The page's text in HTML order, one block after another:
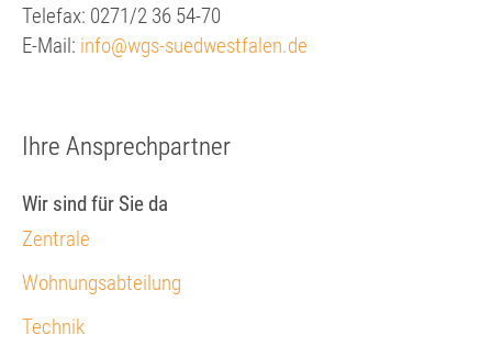
Telefax: 0271/2 36 54-70
E-Mail: info@wgs-suedwestfalen.de
Ihre Ansprechpartner
Wir sind für Sie da
Zentrale
Wohnungsabteilung
Technik